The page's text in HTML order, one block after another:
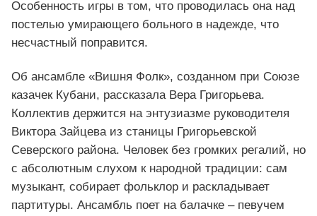
Особенность игры в том, что проводилась она над
постелью умирающего больного в надежде, что
несчастный поправится.
Об ансамбле «Вишня Фолк», созданном при Союзе
казачек Кубани, рассказала Вера Григорьева.
Коллектив держится на энтузиазме руководителя
Виктора Зайцева из станицы Григорьевской
Северского района. Человек без громких регалий, но
с абсолютным слухом к народной традиции: сам
музыкант, собирает фольклор и раскладывает
партитуры. Ансамбль поет на балачке – певучем